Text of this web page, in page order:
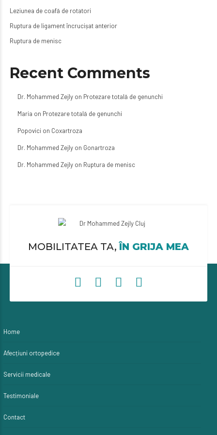
Leziunea de coafă de rotatori
Ruptura de ligament încrucișat anterior
Ruptura de menisc
Recent Comments
Dr. Mohammed Zejlyon Protezare totală de genunchi
Maria on Protezare totală de genunchi
Popovici on Coxartroza
Dr. Mohammed Zejlyon Gonartroza
Dr. Mohammed Zejlyon Ruptura de menisc
MOBILITATEA TA,ÎN GRIJA MEA
Home
Afecțiuni ortopedice
Servicii medicale
Testimoniale
Contact